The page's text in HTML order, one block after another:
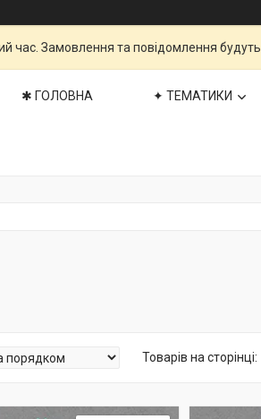
час. Замовлення та повідомлення
✱ ГОЛОВНА ✦ ТЕМАТИКИ